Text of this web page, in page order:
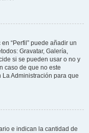
“Perfil” puede añadir un
Gravatar, Galería,
si se pueden usar o no y
caso de que no este
Administración para que
e indican la cantidad de